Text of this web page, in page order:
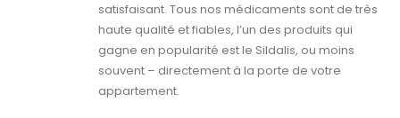
satisfaisant. Tous nos médicaments sont de très
haute qualité et fiables, l’un des produits qui
gagne en popularité est le Sildalis, ou moins
souvent – directement à la porte de votre
appartement.